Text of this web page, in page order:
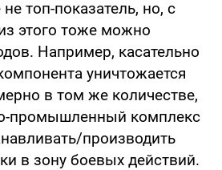
топ-показатель, но, с
этого тоже можно
Например, касательно
уничтожается
в том же количестве,
промышленный комплекс
производить
в зону боевых действий.